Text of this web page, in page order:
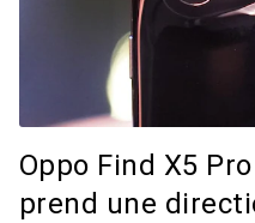
Oppo Find X5
prend une